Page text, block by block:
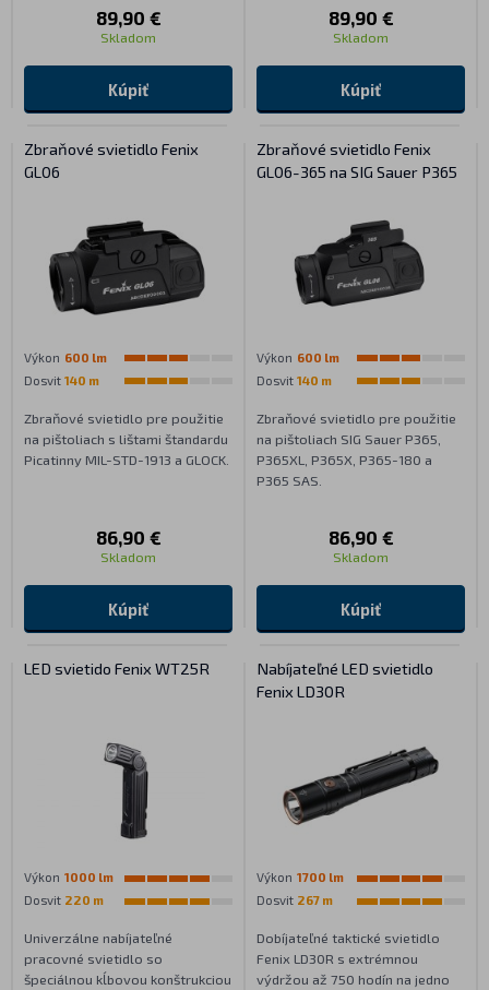
89,90 €
Skladom
Kúpiť
89,90 €
Skladom
Kúpiť
Zbraňové svietidlo Fenix
GL06
Výkon 600 lm
Dosvit 140 m
Zbraňové svietidlo pre použitie
na pištoliach s lištami štandardu
Picatinny MIL-STD-1913 a GLOCK.
86,90 €
Skladom
Kúpiť
Zbraňové svietidlo Fenix
GL06-365 na SIG Sauer P365
Výkon 600 lm
Dosvit 140 m
Zbraňové svietidlo pre použitie
na pištoliach SIG Sauer P365,
P365XL, P365X, P365-180 a
P365 SAS.
86,90 €
Skladom
Kúpiť
LED svietido Fenix WT25R
Výkon 1000 lm
Dosvit 220 m
Univerzálne nabíjateľné
pracovné svietidlo so
špeciálnou kĺbovou konštrukciou
Nabíjateľné LED svietidlo
Fenix LD30R
Výkon 1700 lm
Dosvit 267 m
Dobíjateľné taktické svietidlo
Fenix LD30R s extrémnou
výdržou až 750 hodín na jedno